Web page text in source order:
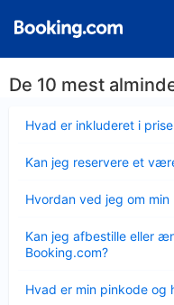
De 10 mest
Hvad er inkluderet i
Kan jeg reservere et
Hvordan ved jeg om
Kan jeg afbestille eller
Booking.com?
Hvad er min pinkode og